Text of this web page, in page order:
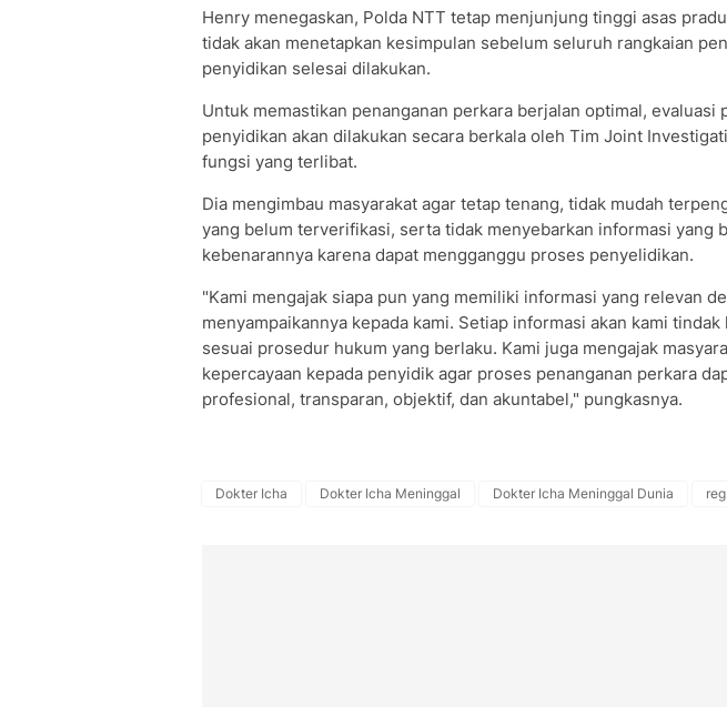
Henry menegaskan, Polda NTT tetap menjunjung tinggi asas
tidak akan menetapkan kesimpulan sebelum seluruh rangkaian
penyidikan selesai dilakukan.
Untuk memastikan penanganan perkara berjalan optimal, evaluasi
penyidikan akan dilakukan secara berkala oleh Tim Joint
fungsi yang terlibat.
Dia mengimbau masyarakat agar tetap tenang, tidak mudah
yang belum terverifikasi, serta tidak menyebarkan informasi yang
kebenarannya karena dapat mengganggu proses penyelidikan.
"Kami mengajak siapa pun yang memiliki informasi yang relevan
menyampaikannya kepada kami. Setiap informasi akan kami
sesuai prosedur hukum yang berlaku. Kami juga mengajak
kepercayaan kepada penyidik agar proses penanganan perkara
profesional, transparan, objektif, dan akuntabel," pungkasnya.
Dokter Icha Dokter Icha Meninggal Dokter Icha Meninggal Dunia reg